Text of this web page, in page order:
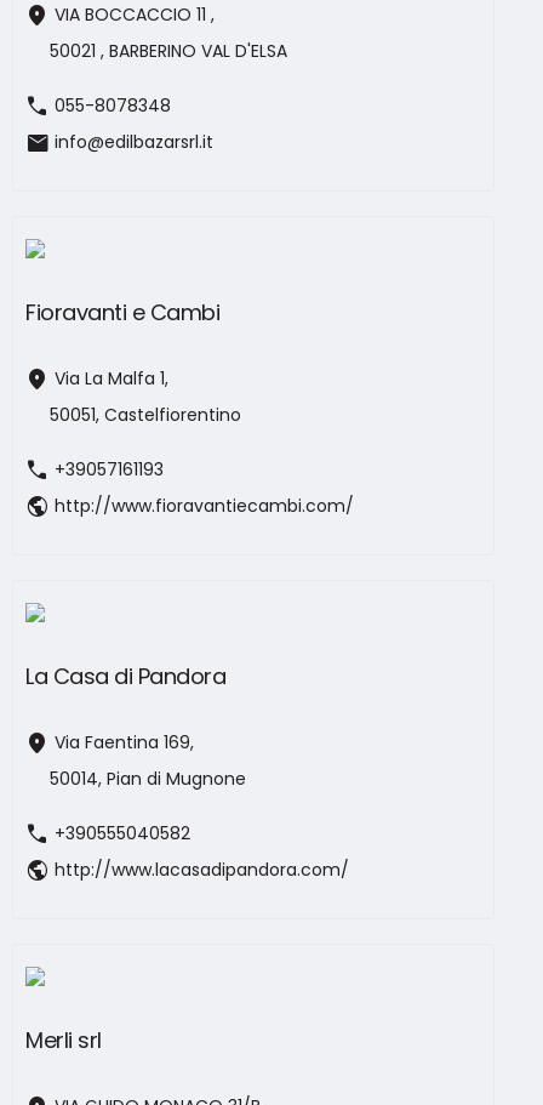
location_on VIA BOCCACCIO 11 ,
50021 , BARBERINO VAL D'ELSA
call 055-8078348
mail info@edilbazarsrl.it
Fioravanti e Cambi
location_on Via La Malfa 1,
50051, Castelfiorentino
call +39057161193
public http://www.fioravantiecambi.com/
La Casa di Pandora
location_on Via Faentina 169,
50014, Pian di Mugnone
call +390555040582
public http://www.lacasadipandora.com/
Merli srl